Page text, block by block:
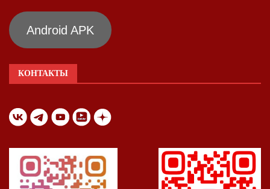
Android APK
КОНТАКТЫ